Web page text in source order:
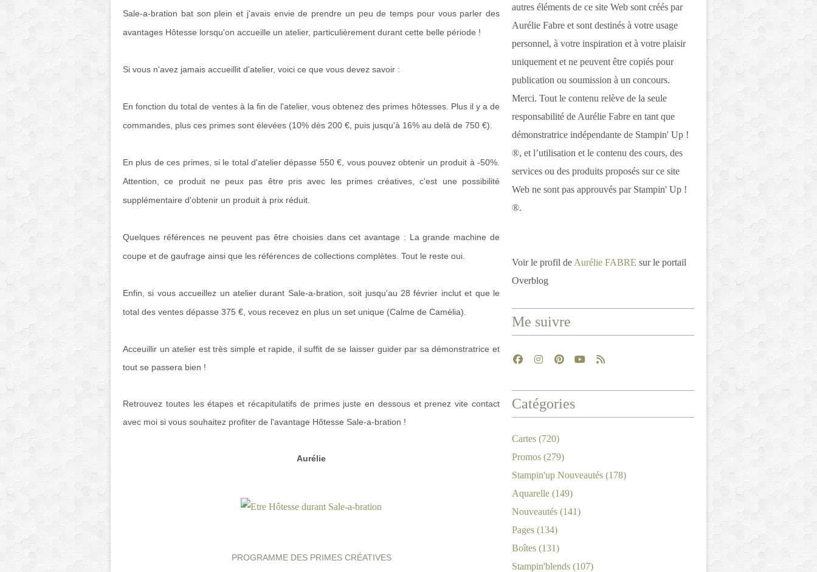
Sale-a-bration bat son plein et j'avais envie de prendre un peu de temps pour vous parler des
avantages Hôtesse lorsqu'on accueille un atelier, particulièrement durant cette belle période !
Si vous n'avez jamais accueillit d'atelier, voici ce que vous devez savoir :
En fonction du total de ventes à la fin de l'atelier, vous obtenez des primes hôtesses. Plus il y a de
commandes, plus ces primes sont élevées (10% dès 200 €, puis jusqu'à 16% au delà de 750 €).
En plus de ces primes, si le total d'atelier dépasse 550 €, vous pouvez obtenir un produit à -50%.
Attention, ce produit ne peux pas être pris avec les primes créatives, c'est une possibilité
supplémentaire d'obtenir un produit à prix réduit.
Quelques références ne peuvent pas être choisies dans cet avantage : La grande machine de
coupe et de gaufrage ainsi que les références de collections complètes. Tout le reste oui.
Enfin, si vous accueillez un atelier durant Sale-a-bration, soit jusqu'au 28 février inclut et que le
total des ventes dépasse 375 €, vous recevez en plus un set unique (Calme de Camélia).
Acceuillir un atelier est très simple et rapide, il suffit de se laisser guider par sa démonstratrice et
tout se passera bien !
Retrouvez toutes les étapes et récapitulatifs de primes juste en dessous et prenez vite contact
avec moi si vous souhaitez profiter de l'avantage Hôtesse Sale-a-bration !
Aurélie
PROGRAMME DES PRIMES CRÉATIVES
autres éléments de ce site Web sont créés par
Aurélie Fabre et sont destinés à votre usage
personnel, à votre inspiration et à votre plaisir
uniquement et ne peuvent être copiés pour
publication ou soumission à un concours.
Merci. Tout le contenu relève de la seule
responsabilité de Aurélie Fabre en tant que
démonstratrice indépendante de Stampin' Up !
®, et l’utilisation et le contenu des cours, des
services ou des produits proposés sur ce site
Web ne sont pas approuvés par Stampin' Up !
®.
Voir le profil de Aurélie FABRE sur le portail
Overblog
Me suivre
Catégories
Cartes (720)
Promos (279)
Stampin'up Nouveautés (178)
Aquarelle (149)
Nouveautés (141)
Pages (134)
Boîtes (131)
Stampin'blends (107)